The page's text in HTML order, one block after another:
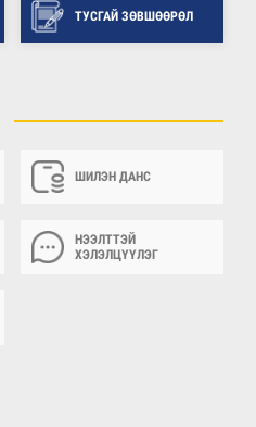
ТУСГАЙ ЗӨВШӨӨРӨЛ
ШИЛЭН ДАНС
НЭЭЛТТЭЙ
ХЭЛЭЛЦҮҮЛЭГ